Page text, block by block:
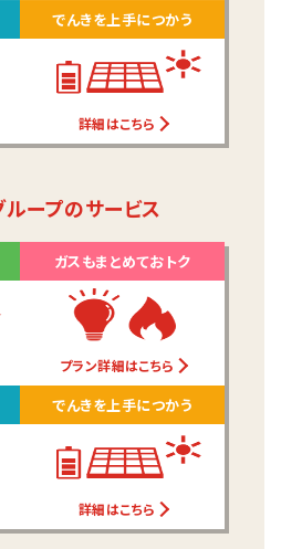
でんきを上手につかう
詳細はこちら
ープのサービス
ガスもまとめておトク
プラン詳細はこちら
でんきを上手につかう
詳細はこちら